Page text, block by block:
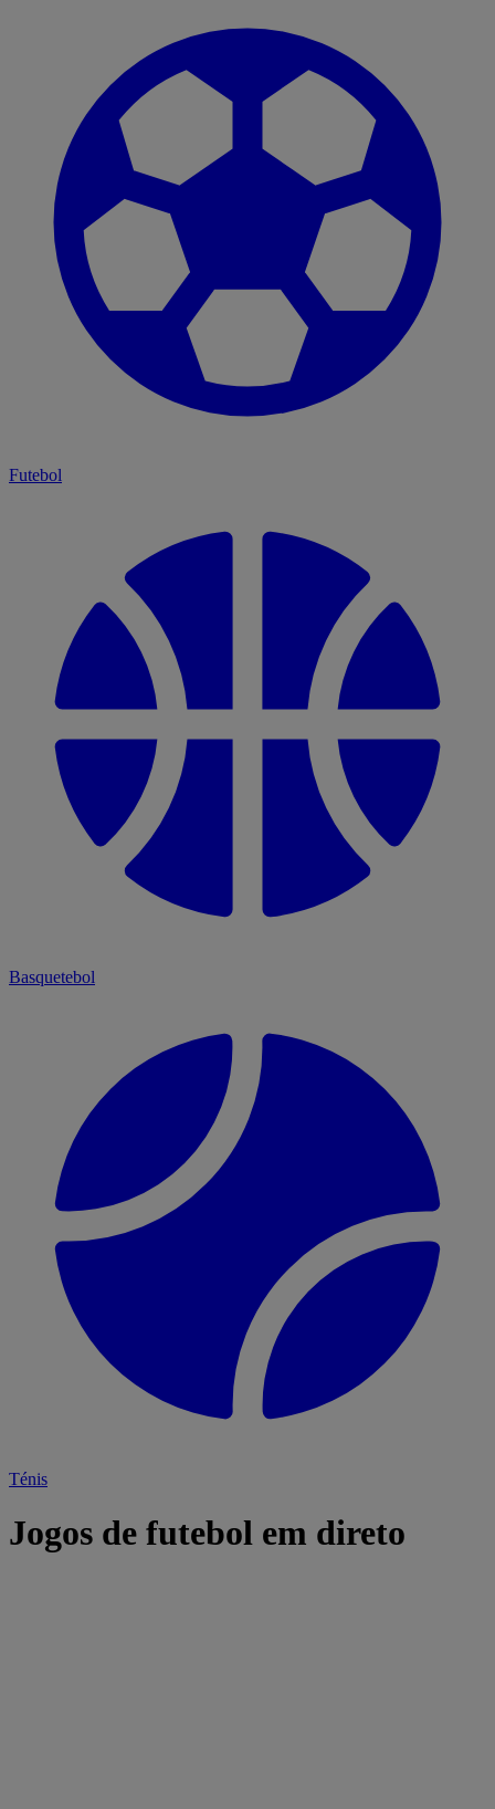
Futebol
Basquetebol
Ténis
Jogos de futebol em direto